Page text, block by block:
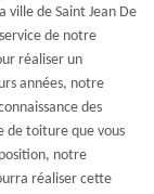
ville de Saint Jean De
de notre
réaliser un
années, notre
des
de toiture que vous
notre
réaliser cette